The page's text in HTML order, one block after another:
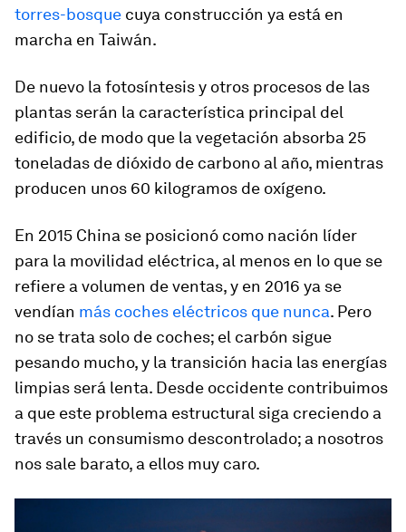
torres-bosque cuya construcción ya está en
marcha en Taiwán.
De nuevo la fotosíntesis y otros procesos de las
plantas serán la característica principal del
edificio, de modo que la vegetación absorba 25
toneladas de dióxido de carbono al año, mientras
producen unos 60 kilogramos de oxígeno.
En 2015 China se posicionó como nación líder
para la movilidad eléctrica, al menos en lo que se
refiere a volumen de ventas, y en 2016 ya se
vendían más coches eléctricos que nunca. Pero
no se trata solo de coches; el carbón sigue
pesando mucho, y la transición hacia las energías
limpias será lenta. Desde occidente contribuimos
a que este problema estructural siga creciendo a
través un consumismo descontrolado; a nosotros
nos sale barato, a ellos muy caro.